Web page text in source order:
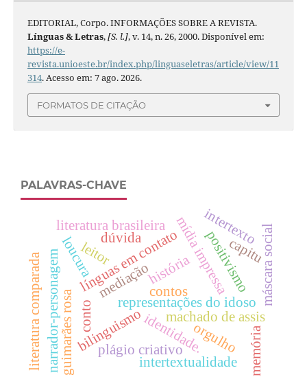
EDITORIAL, Corpo. INFORMAÇÕES SOBRE A REVISTA.
Línguas & Letras,[S. l.], v. 14, n. 26, 2000. Disponível em:
https://e-
revista.unioeste.br/index.php/linguaseletras/article/view/11
314. Acesso em: 7 ago. 2026.
FORMATOS DE CITAÇÃO
PALAVRAS-CHAVE
representações do idoso
mídia impressa
identidade.
línguas em contato
bilinguismo
intertextualidade
plágio criativo
literatura brasileira
machado de assis
contos
loucura
conto
história positivismo
guimarães rosa
capitu
dúvida
memória
intertexto
narrador-personagem leitor máscara social
literatura comparada orgulho
mediação